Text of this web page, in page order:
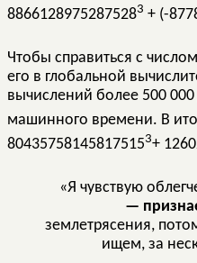
88661289752875283 + (-
Чтобы справиться с
его в глобальной
вычислений более 500
машинного времени. В
804357581458175153+
«Я чувствую
—
землетрясения,
ищем, за